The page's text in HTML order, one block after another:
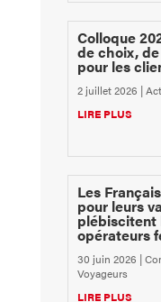
Colloque
de choix,
pour les
2 juillet 2026 |
LIRE PLUS
Les
pour leurs
plébiscitent
opérateurs
30 juin 2026 |
Voyageurs
LIRE PLUS